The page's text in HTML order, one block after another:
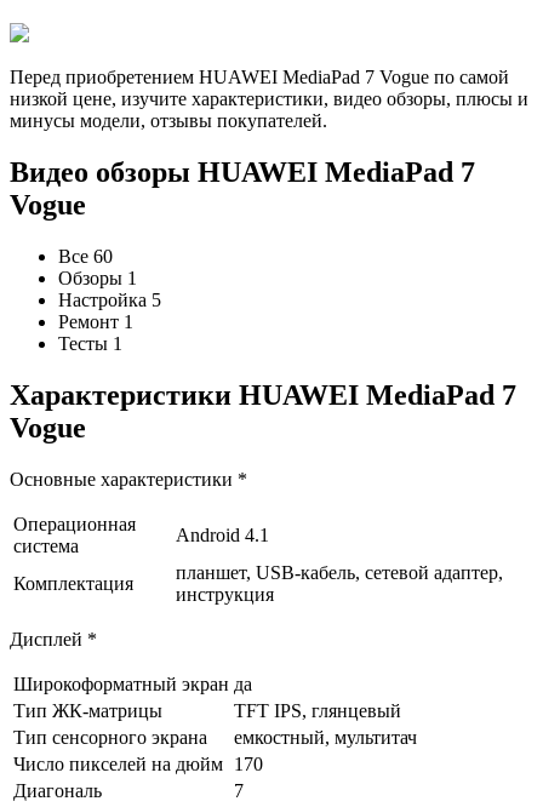
Перед приобретением HUAWEI MediaPad 7 Vogue по самой
низкой цене, изучите характеристики, видео обзоры, плюсы и
минусы модели, отзывы покупателей.
Видео обзоры HUAWEI MediaPad 7
Vogue
Все 60
Обзоры 1
Настройка 5
Ремонт 1
Тесты 1
Характеристики HUAWEI MediaPad 7
Vogue
Основные характеристики *
Операционная
система
Android 4.1
Комплектация
планшет, USB-кабель, сетевой адаптер,
инструкция
Дисплей *
Широкоформатный экран да
Тип ЖК-матрицы
TFT IPS, глянцевый
Тип сенсорного экрана
емкостный, мультитач
Число пикселей на дюйм 170
Диагональ
7